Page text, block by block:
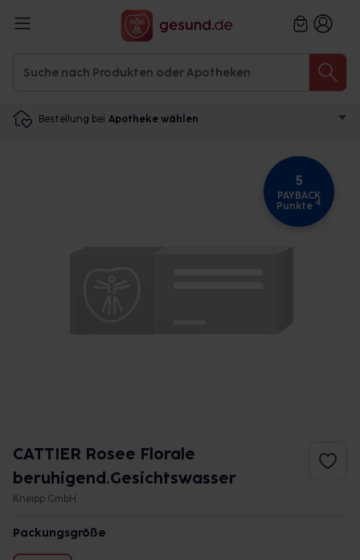
Bestellung bei Apotheke wählen
5
PAYBACK
Punkte 4
CATTIER Rosee Florale
beruhigend.Gesichtswasser
Kneipp GmbH
Packungsgröße